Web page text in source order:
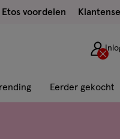
Etos voordelen
Eerder gekocht